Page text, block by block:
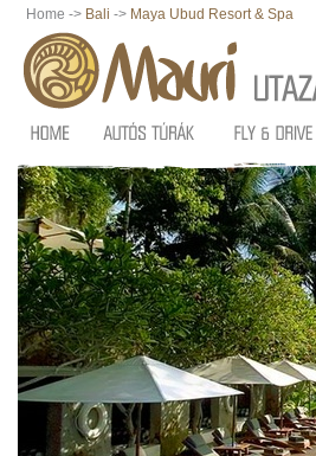
Home -> Bali -> Maya Ubud Resort & Spa